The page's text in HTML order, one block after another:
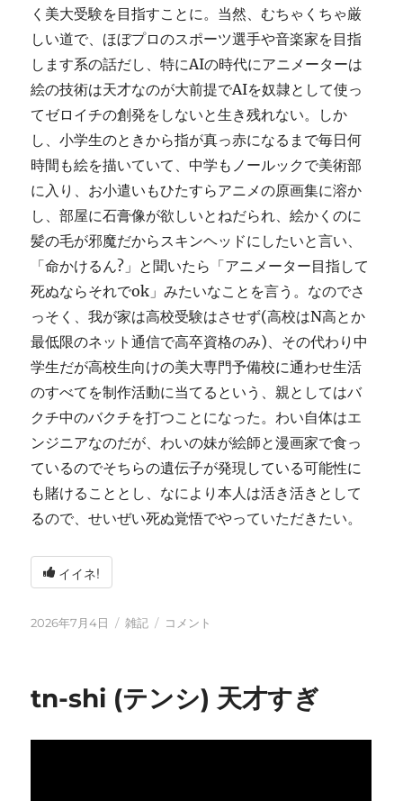
く美大受験を目指すことに。当然、むちゃくちゃ厳
しい道で、ほぼプロのスポーツ選手や音楽家を目指
します系の話だし、特にAIの時代にアニメーターは
絵の技術は天才なのが大前提でAIを奴隷として使っ
てゼロイチの創発をしないと生き残れない。しか
し、小学生のときから指が真っ赤になるまで毎日何
時間も絵を描いていて、中学もノールックで美術部
に入り、お小遣いもひたすらアニメの原画集に溶か
し、部屋に石膏像が欲しいとねだられ、絵かくのに
髪の毛が邪魔だからスキンヘッドにしたいと言い、
「命かけるん?」と聞いたら「アニメーター目指して
死ぬならそれでok」みたいなことを言う。なのでさ
っそく、我が家は高校受験はさせず(高校はN高とか
最低限のネット通信で高卒資格のみ)、その代わり中
学生だが高校生向けの美大専門予備校に通わせ生活
のすべてを制作活動に当てるという、親としてはバ
クチ中のバクチを打つことになった。わい自体はエ
ンジニアなのだが、わいの妹が絵師と漫画家で食っ
ているのでそちらの遺伝子が発現している可能性に
も賭けることとし、なにより本人は活き活きとして
るので、せいぜい死ぬ覚悟でやっていただきたい。
イイネ!
投
2026年7月4日
カ
ー
雑記
い
と
コメント
tn-shi (テンシ) 天才すぎ